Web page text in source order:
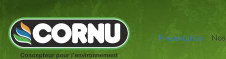
Présentation